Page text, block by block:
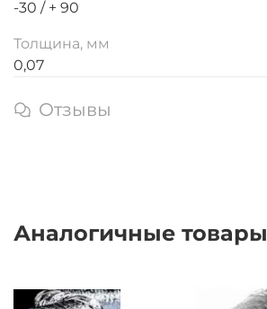
-30 / + 90
Толщина, мм
0,07
Отзывы
Аналогичные товары